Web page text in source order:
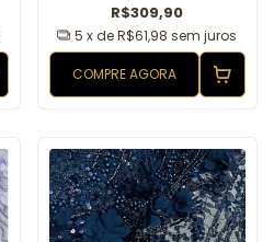
R$309,90
5 x deR$61,98 sem juros
COMPRE AGORA